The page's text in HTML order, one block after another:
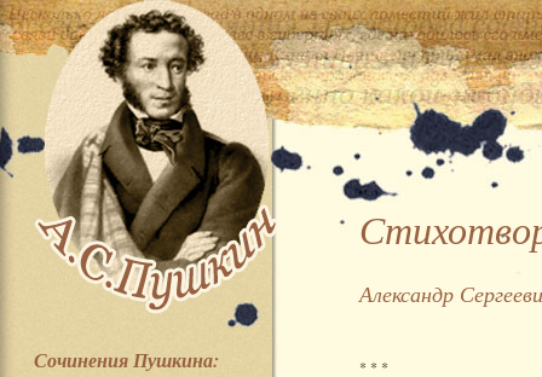
Сочинения Пушкина:
Александр
* * *